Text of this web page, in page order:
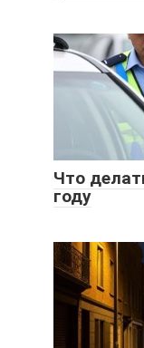
Что
году